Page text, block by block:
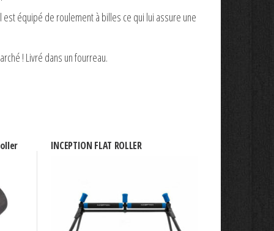
équipé de roulement à billes ce qui lui assure une
! Livré dans un fourreau.
INCEPTION FLAT ROLLER